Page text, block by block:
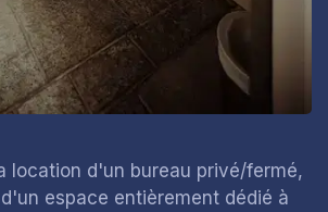
location d'un bureau privé/fermé,
espace entièrement dédié à